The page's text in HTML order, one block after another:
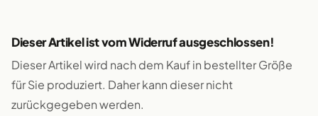
Dieser Artikel ist vom Widerruf ausgeschlossen!
Dieser Artikel wird nach dem Kauf in bestellter Größe
für Sie produziert. Daher kann dieser nicht
zurückgegeben werden.